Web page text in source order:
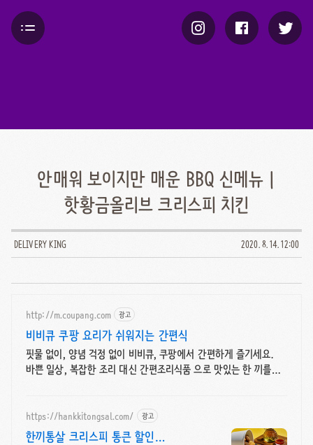
안매워 보이지만 매운 BBQ 신메뉴 |
핫황금올리브 크리스피 치킨
DELIVERY KING 2020. 8. 14. 12:00
http://m.coupang.com 광고
비비큐 쿠팡 요리가 쉬워지는 간편식
핏물 없이, 양념 걱정 없이 비비큐, 쿠팡에서 간편하게 즐기세요.
바쁜 일상, 복잡한 조리 대신 간편조리식품 으로 맛있는 한 끼를
https://hankkitongsal.com/ 광고
한끼통살 크리스피 통큰 할인